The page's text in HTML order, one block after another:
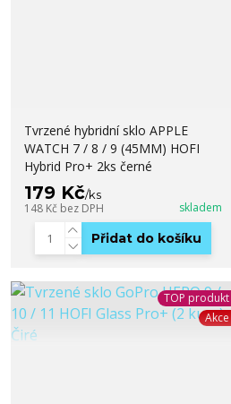
Tvrzené hybridní sklo APPLE
WATCH 7 / 8 / 9 (45MM) HOFI
Hybrid Pro+ 2ks černé
179 Kč/ks
148 Kč bez DPH skladem
Přidat do košíku
TOP produkt
Akce